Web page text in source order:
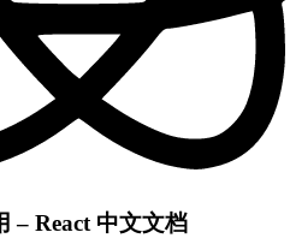
– React 中文文档